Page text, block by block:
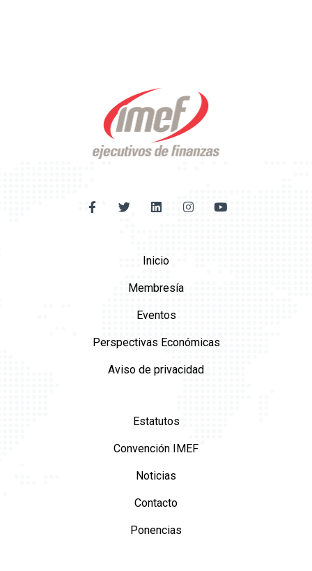
Inicio
Membresía
Eventos
Perspectivas Económicas
Aviso de privacidad
Estatutos
Convención IMEF
Noticias
Contacto
Ponencias